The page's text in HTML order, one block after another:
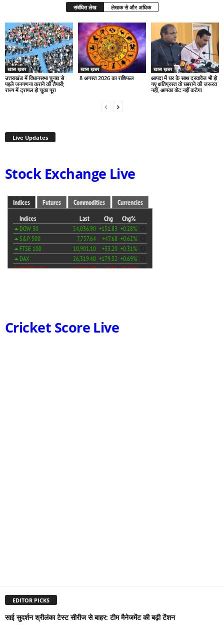
संबंधित लेख लेखक से और अधिक
खास ख़बर
उत्तराखंड में विधानसभा चुनाव से
पहले जनगणना कराने की तैयारी;
राज्य में ट्रायल हो चुका पूरा
खास ख़बर
8 अगस्त 2026 का राशिफल
खास ख़बर
आपदा में घर के साथ दस्तावेज भी हो
गए क्षतिग्रस्त तो घबराने की जरूरत
नहीं, आपका वोट नहीं कटेगा
Live Updates
Stock Exchange Live
Cricket Score Live
EDITOR PICKS
साई सुदर्शन श्रीलंका टेस्ट सीरीज से बाहर: टीम मैनेजमेंट की बढ़ी टेंशन